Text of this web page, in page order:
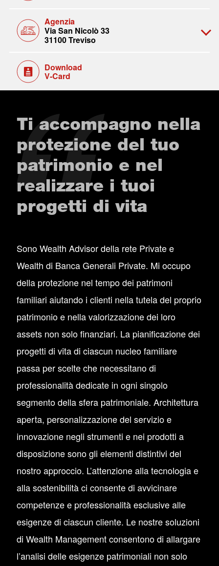
Agenzia
Via San Nicolò 33
31100 Treviso
Download
V-Card
Ti accompagno nella
protezione del tuo
patrimonio e nel
realizzare i tuoi
progetti di vita
Sono Wealth Advisor della rete Private e
Wealth di Banca Generali Private. Mi occupo
della protezione nel tempo dei patrimoni
familiari aiutando i clienti nella tutela del proprio
patrimonio e nella valorizzazione dei loro
assets non solo finanziari. La pianificazione dei
progetti di vita di ciascun nucleo familiare
passa per scelte che necessitano di
professionalità dedicate in ogni singolo
segmento della sfera patrimoniale. Architettura
aperta, personalizzazione del servizio e
innovazione negli strumenti e nei prodotti a
disposizione sono gli elementi distintivi del
nostro approccio. L’attenzione alla tecnologia e
alla sostenibilità ci consente di avvicinare
competenze e professionalità esclusive alle
esigenze di ciascun cliente. Le nostre soluzioni
di Wealth Management consentono di allargare
l’analisi delle esigenze patrimoniali non solo